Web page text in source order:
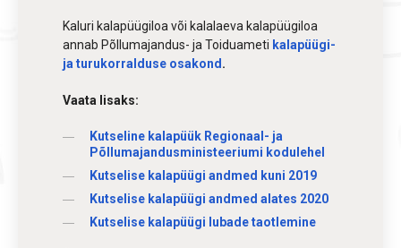
Kaluri kalapüügiloa või kalalaeva kalapüügiloa
annab Põllumajandus- ja Toiduameti kalapüügi-
ja turukorralduse osakond .
Vaata lisaks:
Kutseline kalapüük Regionaal- ja
Põllumajandusministeeriumi kodulehel
Kutselise kalapüügi andmed kuni 2019
Kutselise kalapüügi andmed alates 2020
Kutselise kalapüügi lubade taotlemine